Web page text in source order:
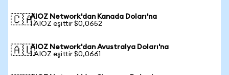
🇨🇦AIOZ Network'dan Kanada Doları'na
1 AIOZ eşittir $0,0652
🇦🇺AIOZ Network'dan Avustralya Doları'na
1 AIOZ eşittir $0,0661